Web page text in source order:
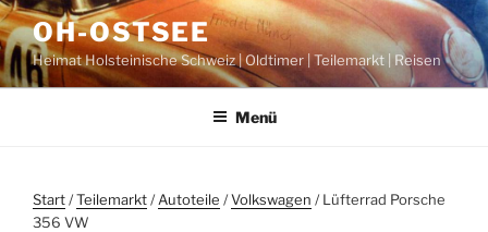
Zum
Inhalt
springen
OH-OSTSEE
Heimat Holsteinische Schweiz | Oldtimer | Teilemarkt | Reisen
Menü
Start/Teilemarkt/Autoteile /Volkswagen / Lüfterrad Porsche
356 VW